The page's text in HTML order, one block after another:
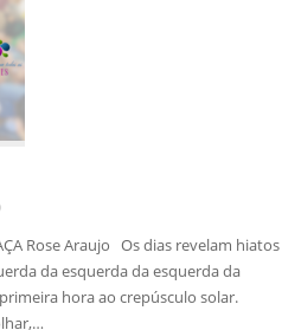
Rose Araujo Os dias revelam hiatos
da esquerda da esquerda da
hora ao crepúsculo solar.